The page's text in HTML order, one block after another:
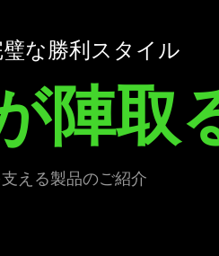
璧な勝利スタイル
陣取
える製品のご紹介